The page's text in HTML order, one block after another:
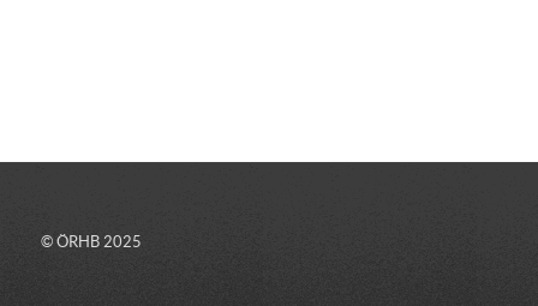
© ÖRHB 2025